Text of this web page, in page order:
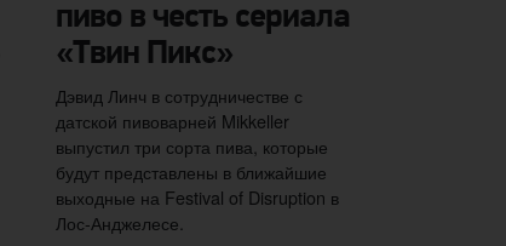
пиво в честь сериала
«Твин Пикс»
Дэвид Линч в сотрудничестве с
датской пивоварней Mikkeller
выпустил три сорта пива, которые
будут представлены в ближайшие
выходные на Festival of Disruption в
Лос-Анджелесе.